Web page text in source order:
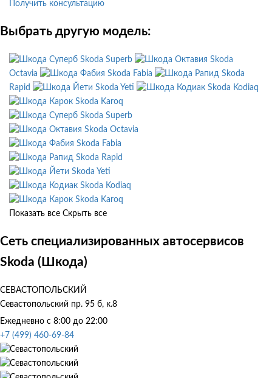
Получить консультацию
Выбрать другую модель:
Skoda Superb
Skoda
Octavia
Skoda Fabia
Skoda
Rapid
Skoda Yeti
Skoda Kodiaq
Skoda Karoq
Skoda Superb
Skoda Octavia
Skoda Fabia
Skoda Rapid
Skoda Yeti
Skoda Kodiaq
Skoda Karoq
Показать все Скрыть все
Сеть специализированных автосервисов
Skoda (Шкода)
СЕВАСТОПОЛЬСКИЙ
Севастопольский пр. 95 б, к.8
Ежедневно с 8:00 до 22:00
+7 (499) 460-69-84